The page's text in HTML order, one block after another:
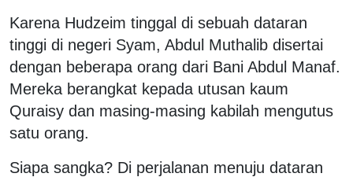
Karena Hudzeim tinggal di sebuah dataran
tinggi di negeri Syam, Abdul Muthalib disertai
dengan beberapa orang dari Bani Abdul Manaf.
Mereka berangkat kepada utusan kaum
Quraisy dan masing-masing kabilah mengutus
satu orang.
Siapa sangka? Di perjalanan menuju dataran